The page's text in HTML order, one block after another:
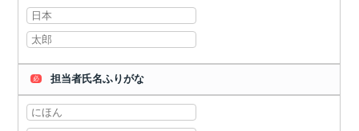
必 担当者氏名ふりがな